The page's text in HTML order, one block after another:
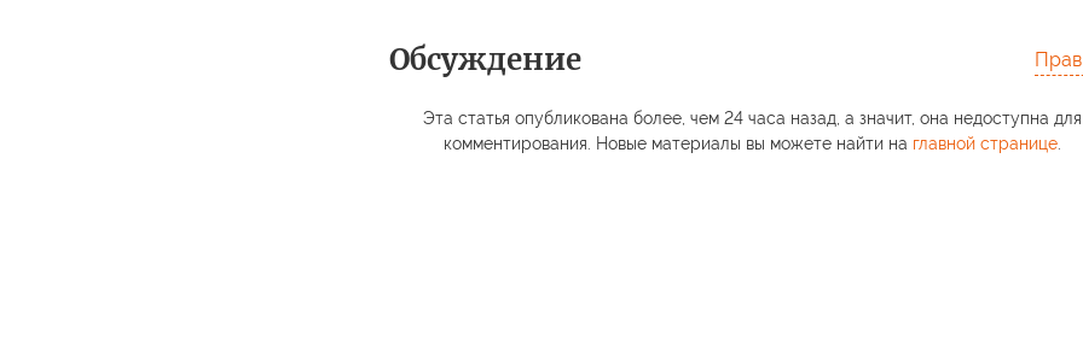
Обсуждение
Эта статья опубликована более, чем 24 часа назад, а значит, она недоступна для
комментирования. Новые материалы вы можете найти на главной странице.